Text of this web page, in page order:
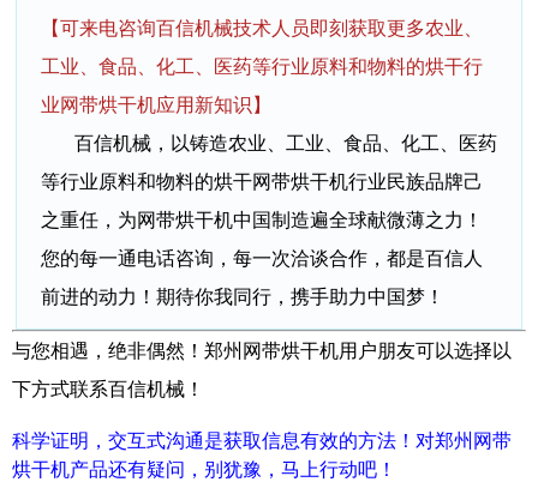
【可来电咨询百信机械技术人员即刻获取更多农业、
工业、食品、化工、医药等行业原料和物料的烘干行
业网带烘干机应用新知识】
百信机械，以铸造农业、工业、食品、化工、医药
等行业原料和物料的烘干网带烘干机行业民族品牌己
之重任，为网带烘干机中国制造遍全球献微薄之力！
您的每一通电话咨询，每一次洽谈合作，都是百信人
前进的动力！期待你我同行，携手助力中国梦！
与您相遇，绝非偶然！郑州网带烘干机用户朋友可以选择以
下方式联系百信机械！
科学证明，交互式沟通是获取信息有效的方法！对郑州网带
烘干机产品还有疑问，别犹豫，马上行动吧！